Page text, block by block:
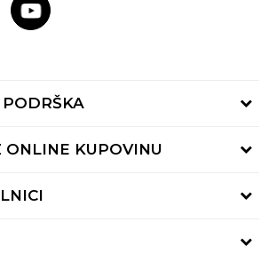
ONLINE KUPOVINU